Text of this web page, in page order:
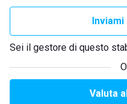
Sei il gestore di questo
Valuta